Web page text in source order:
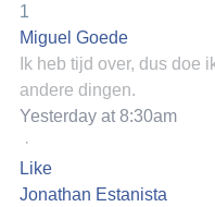
1
Miguel Goede
Ik heb tijd over, dus doe
andere dingen.
Yesterday at 8:30am
·
Like
Jonathan Estanista